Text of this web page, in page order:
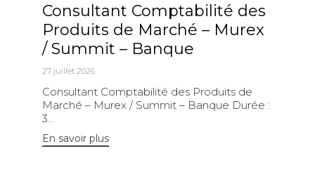
Consultant Comptabilité des
Produits de Marché – Murex
/ Summit – Banque
27 juillet 2026
Consultant Comptabilité des Produits de
Marché – Murex / Summit – Banque Durée :
3...
En savoir plus